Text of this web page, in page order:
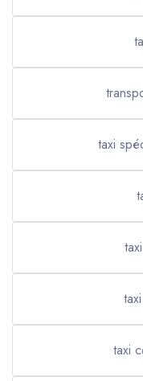
taxi
taxi